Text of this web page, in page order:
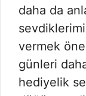
daha da
vermek
günleri
hediyelik